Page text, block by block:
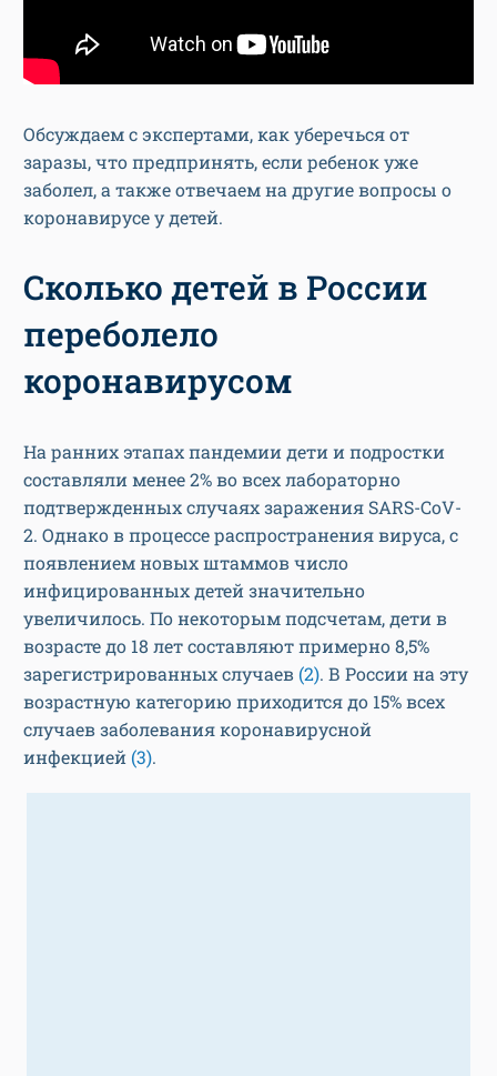
Обсуждаем с экспертами, как уберечься от
заразы, что предпринять, если ребенок уже
заболел, а также отвечаем на другие вопросы о
коронавирусе у детей.
Сколько детей в России
переболело
коронавирусом
На ранних этапах пандемии дети и подростки
составляли менее 2% во всех лабораторно
подтвержденных случаях заражения SARS-CoV-
2. Однако в процессе распространения вируса, с
появлением новых штаммов число
инфицированных детей значительно
увеличилось. По некоторым подсчетам, дети в
возрасте до 18 лет составляют примерно 8,5%
зарегистрированных случаев (2). В России на эту
возрастную категорию приходится до 15% всех
случаев заболевания коронавирусной
инфекцией (3).